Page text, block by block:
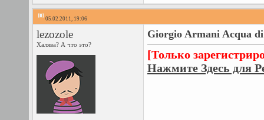
05.02.2011, 19:06
lezozole
Халява? А что это?
Giorgio Armani Acqua
[Только
Нажмите Здесь для